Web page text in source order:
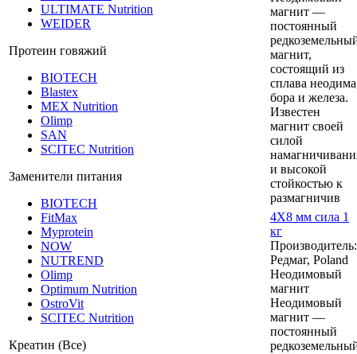
ULTIMATE Nutrition
WEIDER
Протеин говяжий
BIOTECH
Blastex
MEX Nutrition
Olimp
SAN
SCITEC Nutrition
Заменители питания
BIOTECH
FitMax
Myprotein
NOW
NUTREND
Olimp
Optimum Nutrition
OstroVit
SCITEC Nutrition
Креатин (Все)
магнит —
постоянный
магнит,
состоящий из
сплава
бора и железа.
Известен
магнит своей
силой
и высокой
стойкостью к
размагничив
4Х8 мм сила 1
кг
Производитель:
Редмаг, Poland
Неодимовый
магнит
Неодимовый
магнит —
постоянный